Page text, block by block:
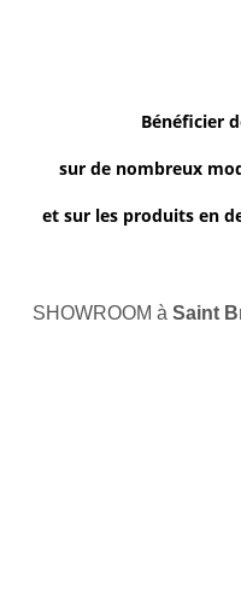
Bénéficier
sur de nombreux
et sur les produits en
SHOWROOM à Saint